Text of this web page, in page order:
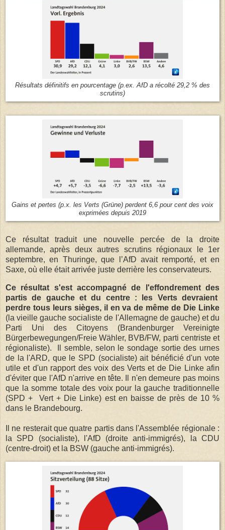
Résultats définitifs en pourcentage (p.ex. AfD a récolté 29,2 % des
scrutins)
Gains et pertes (p.x. les Verts (Grüne) perdent 6,6 pour cent des voix
exprimées depuis 2019
Ce résultat traduit une nouvelle percée de la droite
allemande, après deux autres scrutins régionaux le 1er
septembre, en Thuringe, que l’AfD avait remporté, et en
Saxe, où elle était arrivée juste derrière les conservateurs.
Ce résultat s'est accompagné de l'effondrement des
partis de gauche et du centre : les Verts devraient
perdre tous leurs sièges, il en va de même de Die Linke
(la vieille gauche socialiste de l'Allemagne de gauche) et du
Parti Uni des Citoyens (Brandenburger Vereinigte
Bürgerbewegungen/Freie Wähler, BVB/FW, parti centriste et
régionaliste). Il semble, selon le sondage sortie des urnes
de la l'ARD, que le SPD (socialiste) ait bénéficié d'un vote
utile et d'un rapport des voix des Verts et de Die Linke afin
d'éviter que l'AfD n'arrive en tête. Il n'en demeure pas moins
que la somme totale des voix pour la gauche traditionnelle
(SPD + Vert + Die Linke) est en baisse de près de 10 %
dans le Brandebourg.
Il ne resterait que quatre partis dans l'Assemblée régionale :
la SPD (socialiste), l'AfD (droite anti-immigrés), la CDU
(centre-droit) et la BSW (gauche anti-immigrés).